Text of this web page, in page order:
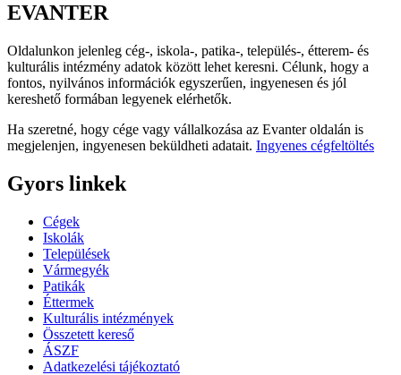
EVANTER
Oldalunkon jelenleg cég-, iskola-, patika-, település-, étterem- és
kulturális intézmény adatok között lehet keresni. Célunk, hogy a
fontos, nyilvános információk egyszerűen, ingyenesen és jól
kereshető formában legyenek elérhetők.
Ha szeretné, hogy cége vagy vállalkozása az Evanter oldalán is
megjelenjen, ingyenesen beküldheti adatait. Ingyenes cégfeltöltés
Gyors linkek
Cégek
Iskolák
Települések
Vármegyék
Patikák
Éttermek
Kulturális intézmények
Összetett kereső
ÁSZF
Adatkezelési tájékoztató